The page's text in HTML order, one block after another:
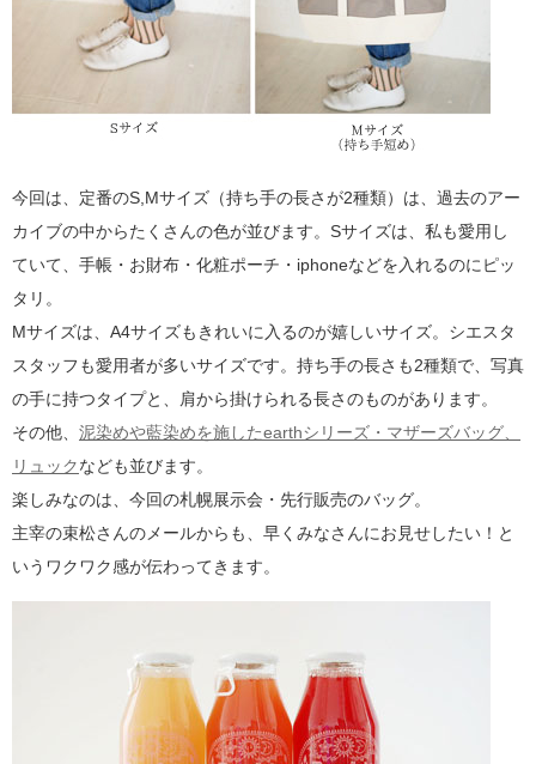
今回は、定番のS,Mサイズ（持ち手の長さが2種類）は、過去のアー
カイブの中からたくさんの色が並びます。Sサイズは、私も愛用し
ていて、手帳・お財布・化粧ポーチ・iphoneなどを入れるのにピッ
タリ。
Mサイズは、A4サイズもきれいに入るのが嬉しいサイズ。シエスタ
スタッフも愛用者が多いサイズです。持ち手の長さも2種類で、写真
の手に持つタイプと、肩から掛けられる長さのものがあります。
その他、 泥染めや藍染めを施したearthシリーズ・マザーズバッグ、
リュックなども並びます。
楽しみなのは、今回の札幌展示会・先行販売のバッグ。
主宰の束松さんのメールからも、早くみなさんにお見せしたい！と
いうワクワク感が伝わってきます。